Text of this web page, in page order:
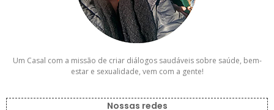
Um Casal com a missão de criar diálogos saudáveis sobre saúde, bem-
estar e sexualidade, vem com a gente!
Nossas redes